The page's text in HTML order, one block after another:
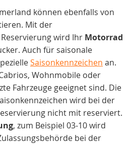
können ebenfalls von
Mit der
Reservierung wird Ihr Motorrad
Auch für saisonale
Saisonkennzeichen an.
Wohnmobile oder
Fahrzeuge geeignet sind. Die
wird bei der
nicht mit reserviert.
, zum Beispiel 03-10 wird
bei der